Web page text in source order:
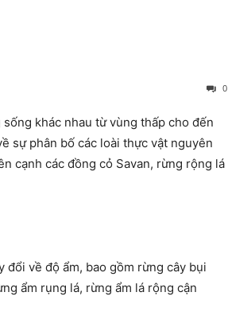
0
khác nhau từ vùng thấp cho đến
sự phân bố các loài thực vật nguyên
cạnh các đồng cỏ Savan, rừng rộng lá
về độ ẩm, bao gồm rừng cây bụi
ẩm rụng lá, rừng ẩm lá rộng cận